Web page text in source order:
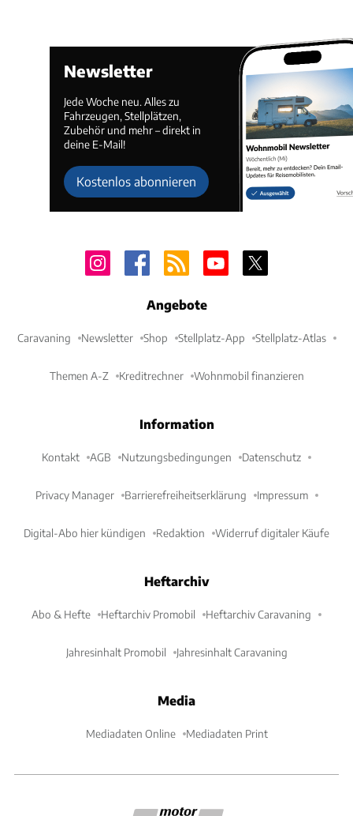
Newsletter
Jede Woche neu. Alles zu
Fahrzeugen, Stellplätzen,
Zubehör und mehr – direkt in
deine E-Mail!
Kostenlos abonnieren
Angebote
Caravaning Newsletter Shop Stellplatz-App Stellplatz-Atlas
Themen A-Z Kreditrechner Wohnmobil finanzieren
Information
Kontakt AGB Nutzungsbedingungen Datenschutz
Privacy Manager Barrierefreiheitserklärung Impressum
Digital-Abo hier kündigen Redaktion Widerruf digitaler Käufe
Heftarchiv
Abo & Hefte Heftarchiv Promobil Heftarchiv Caravaning
Jahresinhalt Promobil Jahresinhalt Caravaning
Media
Mediadaten Online Mediadaten Print